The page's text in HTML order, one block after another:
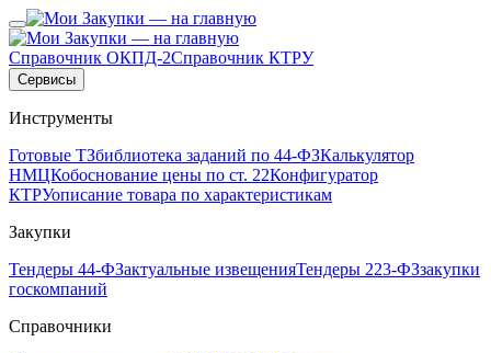
Справочник ОКПД-2Справочник КТРУ
Сервисы
Инструменты
Готовые ТЗбиблиотека заданий по 44-ФЗКалькулятор
НМЦКобоснование цены по ст. 22Конфигуратор
КТРУописание товара по характеристикам
Закупки
Тендеры 44-ФЗактуальные извещенияТендеры 223-ФЗзакупки
госкомпаний
Справочники